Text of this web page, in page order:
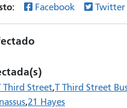
Facebook Twitter
Third Street T Third Street
21 Hayes